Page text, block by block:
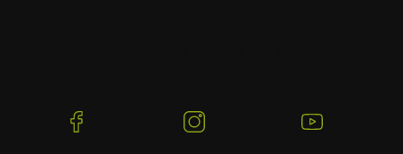
(Otwiera
(Otwiera